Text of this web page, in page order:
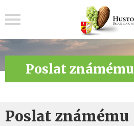
Poslat známému
Poslat známému